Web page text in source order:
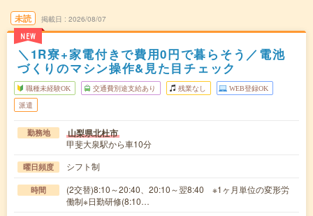
未読
NEW
掲載日 2026/08/07
＼1R寮+家電付きで費用0円で暮らそう／電池
づくりのマシン操作&見た目チェック
職種未経験OK 交通費別途支給あり 残業なし WEB登録OK
派遣
勤務地 山梨県北杜市
甲斐大泉駅から車10分
曜日頻度 シフト制
時間
(2交替)8:10～20:40、20:10～翌8:40 ※1ヶ月単位の変形労
働制※日勤研修(8:10…